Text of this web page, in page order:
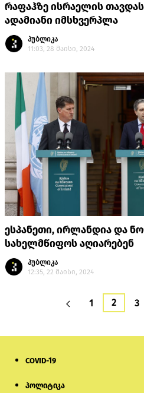
რაფაჰზე ისრაელის
ადამიანი იმსხვერპლა
პუბლიკა
11:03, 28 მაისი, 2024
ესპანეთი, ირლანდია და
სახელმწიფოს აღიარებენ
პუბლიკა
12:35, 22 მაისი, 2024
1 2 3
COVID-19
პოლიტიკა